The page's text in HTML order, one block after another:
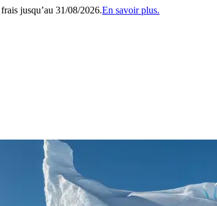
jusqu’au 31/08/2026.En savoir plus.